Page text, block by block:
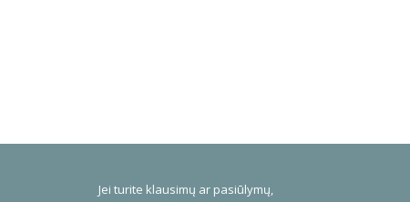
Jei turite klausimų ar pasiūlymų,